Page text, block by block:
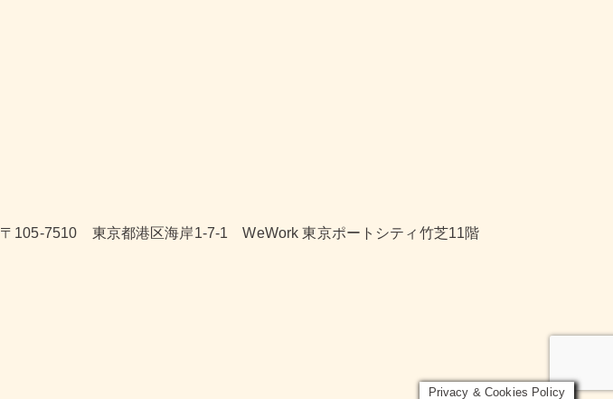
〒105-7510 東京都港区海岸1-7-1 WeWork 東京ポートシティ竹芝11階
Privacy & Cookies Policy